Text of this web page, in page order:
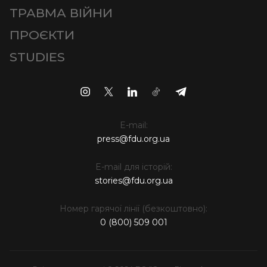
ТРАВМА ВІЙНИ
ПРОЄКТИ
STUDIES
E-mail:
press@fdu.org.ua
E-mail для історій:
stories@fdu.org.ua
Номер гарячої лінії (безкоштовно):
0 (800) 509 001